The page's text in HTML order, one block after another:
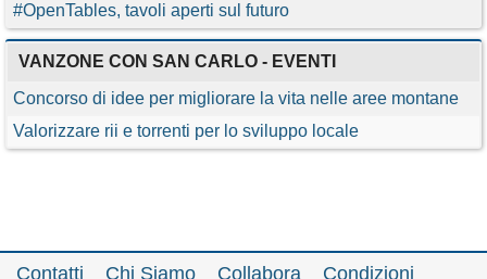
#OpenTables, tavoli aperti sul futuro
VANZONE CON SAN CARLO - EVENTI
Concorso di idee per migliorare la vita nelle aree montane
Valorizzare rii e torrenti per lo sviluppo locale
Contatti Chi Siamo Collabora Condizioni